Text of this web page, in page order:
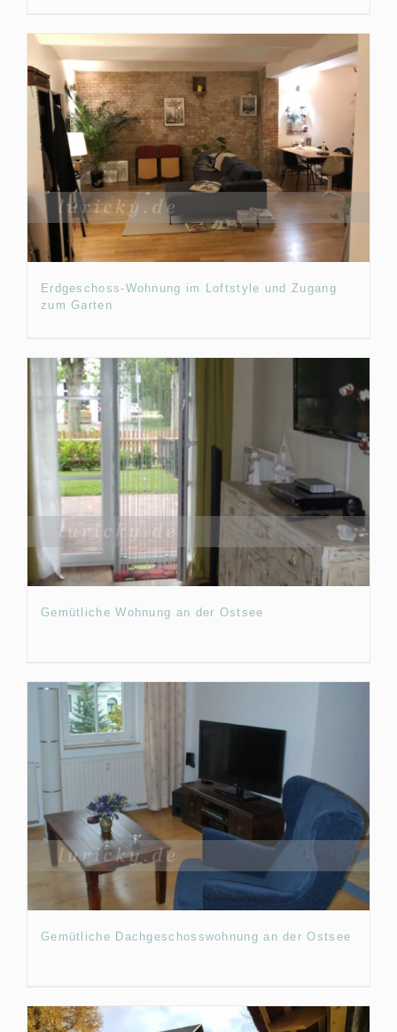
Erdgeschoss-Wohnung im Loftstyle und Zugang
zum Garten
Gemütliche Wohnung an der Ostsee
Gemütliche Dachgeschosswohnung an der Ostsee